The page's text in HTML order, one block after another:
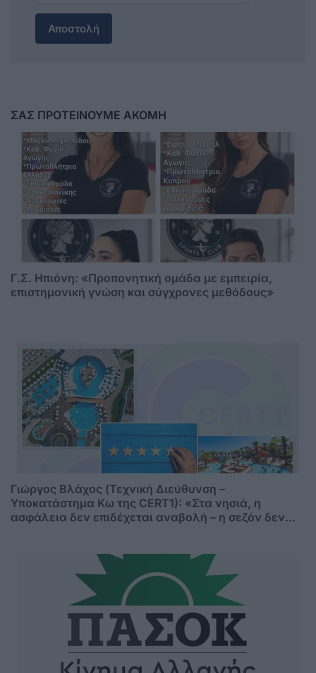
Αποστολή
ΣΑΣ ΠΡΟΤΕΙΝΟΥΜΕ ΑΚΟΜΗ
Γ.Σ. Ηπιόνη: «Προπονητική ομάδα με εμπειρία,
επιστημονική γνώση και σύγχρονες μεθόδους»
Γιώργος Βλάχος (Τεχνική Διεύθυνση –
Υποκατάστημα Κω της CERT1): «Στα νησιά, η
ασφάλεια δεν επιδέχεται αναβολή – η σεζόν δεν